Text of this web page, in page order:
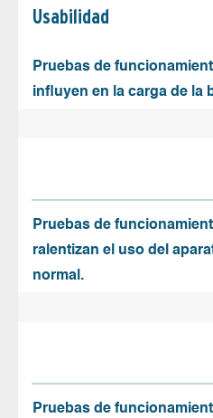
Usabilidad
Pruebas de
influyen en la carga de la
Pruebas de
ralentizan el uso del
normal.
Pruebas de